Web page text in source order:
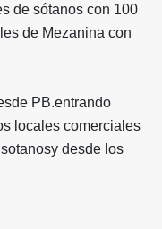
de sótanos con 100
de Mezanina con
PB.entrando
locales comerciales
desde los